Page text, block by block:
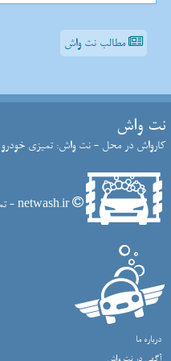
مطالب نت واش
نت واش
کارواش در محل - نت واش: تمیزی
netwash.ir - تمام حقوق سایت نت واش محفوظ است
درباره ما